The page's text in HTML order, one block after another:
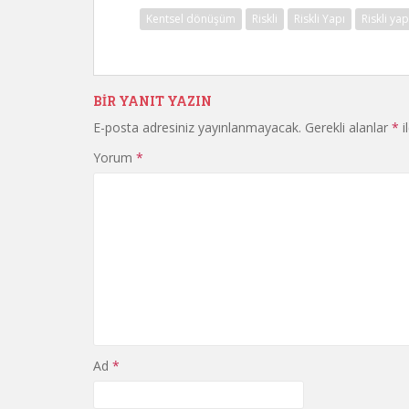
Kentsel dönüşüm Riskli Riskli Yapı Riskli
BIR YANIT YAZIN
E-posta adresiniz yayınlanmayacak. Gerekli alanlar *
Yorum *
Ad *